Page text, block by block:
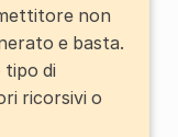
non
e basta.
tipo di
ricorsivi o